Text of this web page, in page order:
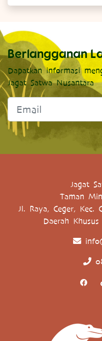
Berlangganan
Dapatkan informasi
Jagat Satwa Nusantara
Jagat
Taman
Jl. Raya, Ceger, Kec.
Daerah